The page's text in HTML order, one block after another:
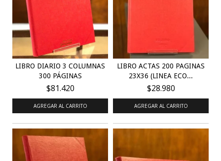
LIBRO DIARIO 3 COLUMNAS
300 PÁGINAS
$81.420
AGREGAR AL CARRITO
LIBRO ACTAS 200 PAGINAS
23X36 (LINEA ECO...
$28.980
AGREGAR AL CARRITO